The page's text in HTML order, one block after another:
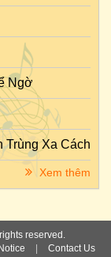
Ngờ
Trùng Xa Cách
Xem thêm
reserved.
Contact Us